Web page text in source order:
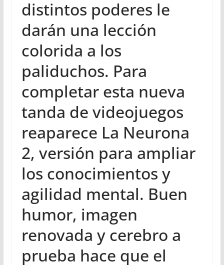
distintos poderes le
darán una lección
colorida a los
paliduchos. Para
completar esta nueva
tanda de videojuegos
reaparece La Neurona
2, versión para ampliar
los conocimientos y
agilidad mental. Buen
humor, imagen
renovada y cerebro a
prueba hace que el